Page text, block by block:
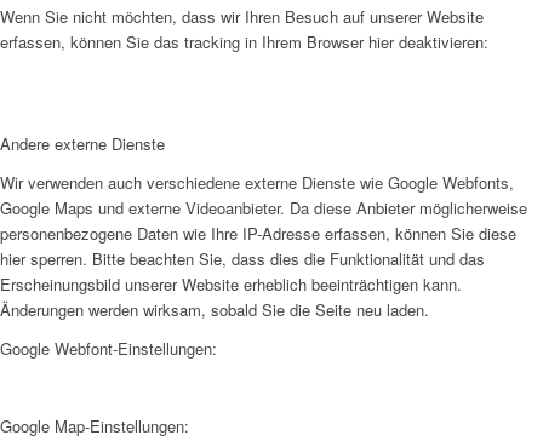
Wenn Sie nicht möchten, dass wir Ihren Besuch auf unserer Website
erfassen, können Sie das tracking in Ihrem Browser hier deaktivieren:
Andere externe Dienste
Wir verwenden auch verschiedene externe Dienste wie Google Webfonts,
Google Maps und externe Videoanbieter. Da diese Anbieter möglicherweise
personenbezogene Daten wie Ihre IP-Adresse erfassen, können Sie diese
hier sperren. Bitte beachten Sie, dass dies die Funktionalität und das
Erscheinungsbild unserer Website erheblich beeinträchtigen kann.
Änderungen werden wirksam, sobald Sie die Seite neu laden.
Google Webfont-Einstellungen:
Google Map-Einstellungen: